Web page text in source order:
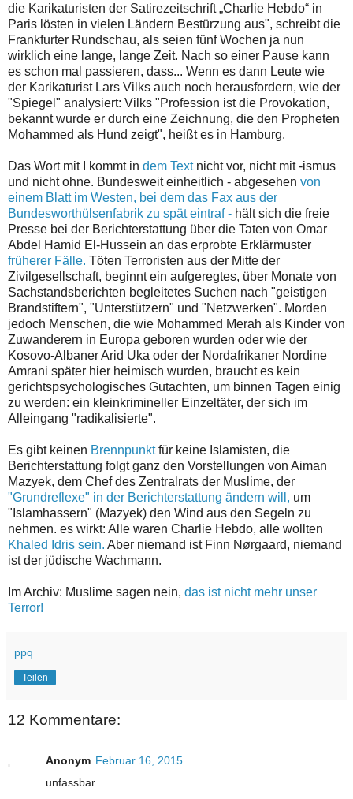
die Karikaturisten der Satirezeitschrift „Charlie Hebdo“ in
Paris lösten in vielen Ländern Bestürzung aus", schreibt die
Frankfurter Rundschau, als seien fünf Wochen ja nun
wirklich eine lange, lange Zeit. Nach so einer Pause kann
es schon mal passieren, dass... Wenn es dann Leute wie
der Karikaturist Lars Vilks auch noch herausfordern, wie der
"Spiegel" analysiert: Vilks "Profession ist die Provokation,
bekannt wurde er durch eine Zeichnung, die den Propheten
Mohammed als Hund zeigt", heißt es in Hamburg.
Das Wort mit I kommt in dem Textnicht vor, nicht mit -ismus
und nicht ohne. Bundesweit einheitlich - abgesehen von
einem Blatt im Westen, bei dem das Fax aus der
Bundesworthülsenfabrik zu spät eintraf - hält sich die freie
Presse bei der Berichterstattung über die Taten von Omar
Abdel Hamid El-Hussein an das erprobte Erklärmuster
früherer Fälle. Töten Terroristen aus der Mitte der
Zivilgesellschaft, beginnt ein aufgeregtes, über Monate von
Sachstandsberichten begleitetes Suchen nach "geistigen
Brandstiftern", "Unterstützern" und "Netzwerken". Morden
jedoch Menschen, die wie Mohammed Merah als Kinder von
Zuwanderern in Europa geboren wurden oder wie der
Kosovo-Albaner Arid Uka oder der Nordafrikaner Nordine
Amrani später hier heimisch wurden, braucht es kein
gerichtspsychologisches Gutachten, um binnen Tagen einig
zu werden: ein kleinkrimineller Einzeltäter, der sich im
Alleingang "radikalisierte".
Es gibt keinen Brennpunktfür keine Islamisten, die
Berichterstattung folgt ganz den Vorstellungen von Aiman
Mazyek, dem Chef des Zentralrats der Muslime, der
"Grundreflexe" in der Berichterstattung ändern will, um
"Islamhassern" (Mazyek) den Wind aus den Segeln zu
nehmen. es wirkt: Alle waren Charlie Hebdo, alle wollten
Khaled Idris sein. Aber niemand ist Finn Nørgaard, niemand
ist der jüdische Wachmann.
Im Archiv: Muslime sagen nein, das ist nicht mehr unser
Terror!
ppq
Teilen
12 Kommentare:
Anonym Februar 16, 2015
unfassbar .